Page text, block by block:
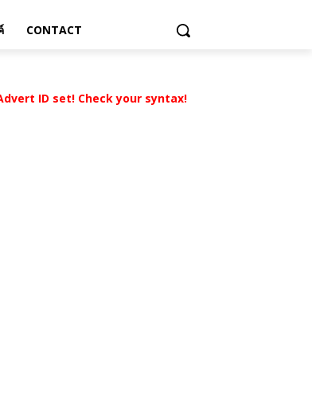
CONTACT
ID set! Check your syntax!